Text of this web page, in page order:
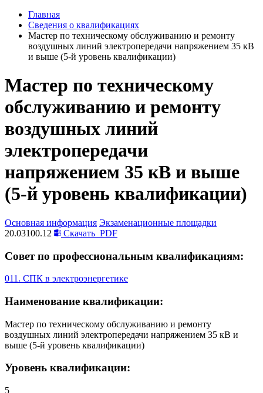
Главная
Сведения о квалификациях
Мастер по техническому обслуживанию и ремонту
воздушных линий электропередачи напряжением 35 кВ
и выше (5-й уровень квалификации)
Мастер по техническому
обслуживанию и ремонту
воздушных линий
электропередачи
напряжением 35 кВ и выше
(5-й уровень квалификации)
Основная информация Экзаменационные площадки
20.03100.12
Скачать PDF
Совет по профессиональным квалификациям:
011. СПК в электроэнергетике
Наименование квалификации:
Мастер по техническому обслуживанию и ремонту
воздушных линий электропередачи напряжением 35 кВ и
выше (5-й уровень квалификации)
Уровень квалификации:
5